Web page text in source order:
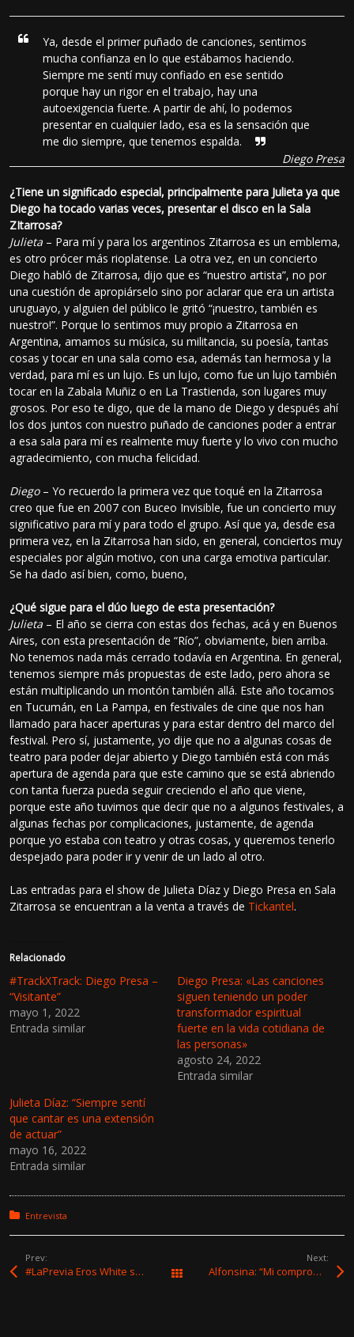
Ya, desde el primer puñado de canciones, sentimos
mucha confianza en lo que estábamos haciendo.
Siempre me sentí muy confiado en ese sentido
porque hay un rigor en el trabajo, hay una
autoexigencia fuerte. A partir de ahí, lo podemos
presentar en cualquier lado, esa es la sensación que
me dio siempre, que tenemos espalda.
Diego Presa
¿Tiene un significado especial, principalmente para Julieta ya que
Diego ha tocado varias veces, presentar el disco en la Sala
ZItarrosa?
Julieta – Para mí y para los argentinos Zitarrosa es un emblema,
es otro prócer más rioplatense. La otra vez, en un concierto
Diego habló de Zitarrosa, dijo que es “nuestro artista”, no por
una cuestión de apropiárselo sino por aclarar que era un artista
uruguayo, y alguien del público le gritó “¡nuestro, también es
nuestro!”. Porque lo sentimos muy propio a Zitarrosa en
Argentina, amamos su música, su militancia, su poesía, tantas
cosas y tocar en una sala como esa, además tan hermosa y la
verdad, para mí es un lujo. Es un lujo, como fue un lujo también
tocar en la Zabala Muñiz o en La Trastienda, son lugares muy
grosos. Por eso te digo, que de la mano de Diego y después ahí
los dos juntos con nuestro puñado de canciones poder a entrar
a esa sala para mí es realmente muy fuerte y lo vivo con mucho
agradecimiento, con mucha felicidad.
Diego– Yo recuerdo la primera vez que toqué en la Zitarrosa
creo que fue en 2007 con Buceo Invisible, fue un concierto muy
significativo para mí y para todo el grupo. Así que ya, desde esa
primera vez, en la Zitarrosa han sido, en general, conciertos muy
especiales por algún motivo, con una carga emotiva particular.
Se ha dado así bien, como, bueno,
¿Qué sigue para el dúo luego de esta presentación?
Julieta – El año se cierra con estas dos fechas, acá y en Buenos
Aires, con esta presentación de “Río”, obviamente, bien arriba.
No tenemos nada más cerrado todavía en Argentina. En general,
tenemos siempre más propuestas de este lado, pero ahora se
están multiplicando un montón también allá. Este año tocamos
en Tucumán, en La Pampa, en festivales de cine que nos han
llamado para hacer aperturas y para estar dentro del marco del
festival. Pero sí, justamente, yo dije que no a algunas cosas de
teatro para poder dejar abierto y Diego también está con más
apertura de agenda para que este camino que se está abriendo
con tanta fuerza pueda seguir creciendo el año que viene,
porque este año tuvimos que decir que no a algunos festivales, a
algunas fechas por complicaciones, justamente, de agenda
porque yo estaba con teatro y otras cosas, y queremos tenerlo
despejado para poder ir y venir de un lado al otro.
Las entradas para el show de Julieta Díaz y Diego Presa en Sala
Zitarrosa se encuentran a la venta a través de Tickantel.
Relacionado
#TrackXTrack: Diego Presa –
“Visitante”
mayo 1, 2022
Entrada similar
Diego Presa: «Las canciones
siguen teniendo un poder
transformador espiritual
fuerte en la vida cotidiana de
las personas»
agosto 24, 2022
Entrada similar
Julieta Díaz: “Siempre sentí
que cantar es una extensión
de actuar”
mayo 16, 2022
Entrada similar
Posted in:
Entrevista
Prev:
#LaPrevia Eros White se presenta en Inmigrantes All Works
Next:
Alfonsina: “Mi compromiso es con la autenticidad”